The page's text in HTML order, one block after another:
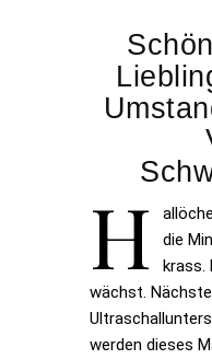
H
die
krass.
wächst.
werden dieses